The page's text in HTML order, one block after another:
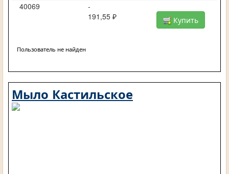
40069
-
191,55 ₽
Купить
Пользователь не найден
Мыло Кастильское